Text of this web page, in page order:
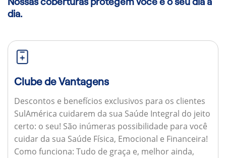
dia.
Clube de Vantagens
Descontos e benefícios exclusivos para os clientes
SulAmérica cuidarem da sua Saúde Integral do jeito
certo: o seu! São inúmeras possibilidade para você
cuidar da sua Saúde Física, Emocional e Financeira!
Como funciona: Tudo de graça e, melhor ainda,